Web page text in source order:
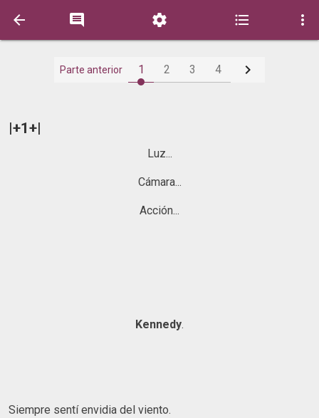
    
Parte anterior 1 2 3 4 
|+1+|
Luz...
Cámara...
Acción...
Kennedy.
Siempre sentí envidia del viento.